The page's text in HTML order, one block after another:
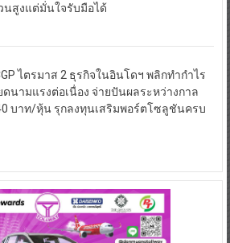
นสูงแต่มั่นใจรับมือได้
ไตรมาส 2 ธุรกิจในอินโดฯ พลิกทำกำไร
ดนามแรงต่อเนื่อง จ่ายปันผลระหว่างกาล
บาท/หุ้น รุกลงทุนเสริมพอร์ตโซลูชันครบ